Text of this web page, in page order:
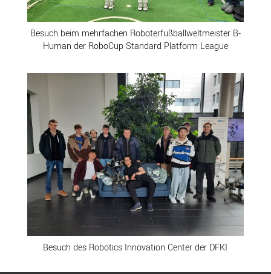
Besuch beim mehrfachen Roboterfußballweltmeister B-
Human der RoboCup Standard Platform League
Besuch des Robotics Innovation Center der DFKI